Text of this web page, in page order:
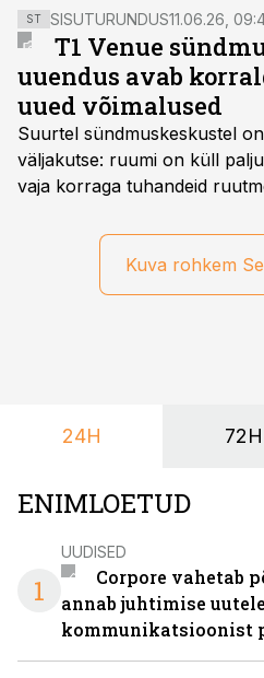
ST SISUTURUNDUS11.06.26,
T1 Venue
uuendus avab
uued võimalused
Suurtel sündmuskeskustel
väljakutse: ruumi on küll
vaja korraga tuhandeid
paindlikkust – võimalust
töötoad, meelelahutus ja
et peaks kasutama mitut
Kuva rohkem
24H 72H
ENIMLOETUD
1
UUDISED
Corpore vahetab
annab juhtimise
kommunikatsioonist